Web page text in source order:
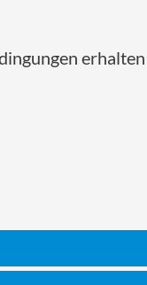
erhalten